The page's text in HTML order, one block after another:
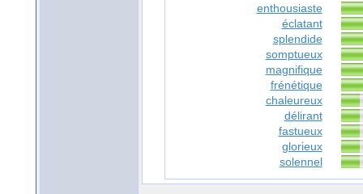
enthousiaste
éclatant
splendide
somptueux
magnifique
frénétique
chaleureux
délirant
fastueux
glorieux
solennel